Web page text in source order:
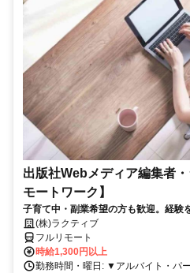
出版社Webメディア編集者
モートワーク】
子育て中・副業希望の方も歓迎。経験
ィア編集・ライター募集
(株)ラクティブ
フルリモート
時給1,300円以上
勤務時間・曜日: ▼アルバイト・パ